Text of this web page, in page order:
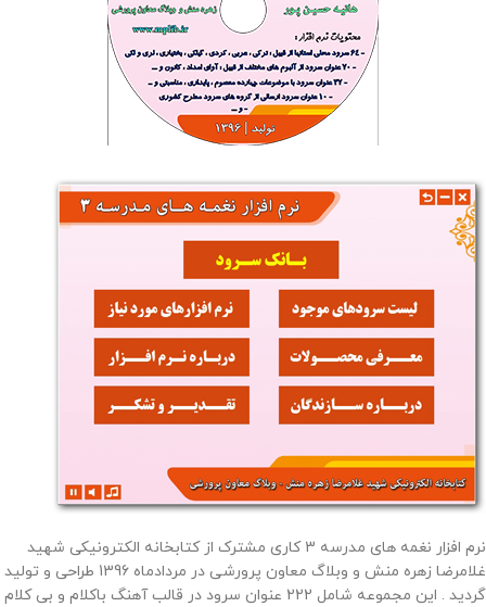
نرم افزار نغمه های مدرسه 3 کاری مشترک از کتابخانه الکترونیکی شهید
غلامرضا زهره منش و وبلاگ معاون پرورشی در مردادماه 1396 طراحی و تولید
گردید . این مجموعه شامل 222 عنوان سرود در قالب آهنگ باکلام و بی کلام